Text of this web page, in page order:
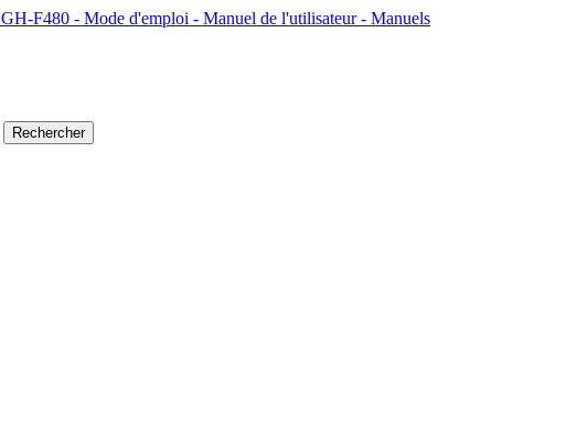
F480 - Mode d'emploi - Manuel de l'utilisateur - Manuels